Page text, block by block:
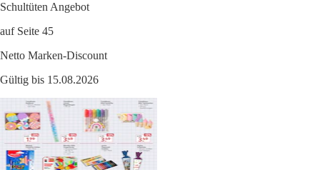
Schultüten Angebot
auf Seite 45
Netto Marken-Discount
Gültig bis 15.08.2026